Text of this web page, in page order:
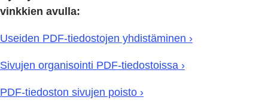
vinkkien avulla:
Useiden PDF-tiedostojen yhdistäminen ›
Sivujen organisointi PDF-tiedostoissa ›
PDF-tiedoston sivujen poisto ›